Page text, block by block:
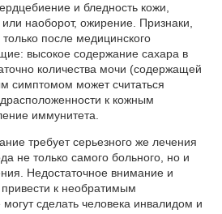
и бледность кожи,
наоборот, ожирение. Признаки,
после медицинского
высокое содержание сахара в
количества мочи (содержащей
симптомом может считаться
к кожным
иммунитета.
требует серьезного же лечения
не только самого больного, но и
Недостаточное внимание и
привести к необратимым
сделать человека инвалидом и